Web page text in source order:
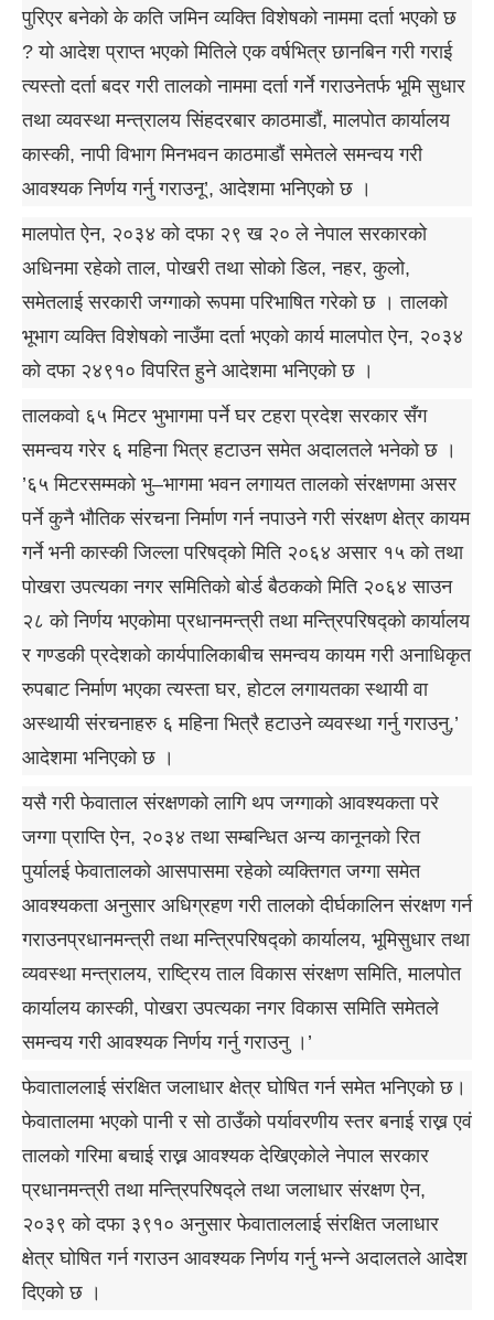
पुरिएर बनेको के कति जमिन व्यक्ति विशेषको नाममा दर्ता भएको छ
? यो आदेश प्राप्त भएको मितिले एक वर्षभित्र छानबिन गरी गराई
त्यस्तो दर्ता बदर गरी तालको नाममा दर्ता गर्ने गराउनेतर्फ भूमि सुधार
तथा व्यवस्था मन्त्रालय सिंहदरबार काठमाडौं, मालपोत कार्यालय
कास्की, नापी विभाग मिनभवन काठमाडौं समेतले समन्वय गरी
आवश्यक निर्णय गर्नु गराउनू’, आदेशमा भनिएको छ ।
मालपोत ऐन, २०३४ को दफा २९ ख २० ले नेपाल सरकारको
अधिनमा रहेको ताल, पोखरी तथा सोको डिल, नहर, कुलो,
समेतलाई सरकारी जग्गाको रूपमा परिभाषित गरेको छ । तालको
भूभाग व्यक्ति विशेषको नाउँमा दर्ता भएको कार्य मालपोत ऐन, २०३४
को दफा २४९१० विपरित हुने आदेशमा भनिएको छ ।
तालकवो ६५ मिटर भुभागमा पर्ने घर टहरा प्रदेश सरकार सँग
समन्वय गरेर ६ महिना भित्र हटाउन समेत अदालतले भनेको छ ।
’६५ मिटरसम्मको भु–भागमा भवन लगायत तालको संरक्षणमा असर
पर्ने कुनै भौतिक संरचना निर्माण गर्न नपाउने गरी संरक्षण क्षेत्र कायम
गर्ने भनी कास्की जिल्ला परिषद्को मिति २०६४ असार १५ को तथा
पोखरा उपत्यका नगर समितिको बोर्ड बैठकको मिति २०६४ साउन
२८ को निर्णय भएकोमा प्रधानमन्त्री तथा मन्त्रिपरिषद्को कार्यालय
र गण्डकी प्रदेशको कार्यपालिकाबीच समन्वय कायम गरी अनाधिकृत
रुपबाट निर्माण भएका त्यस्ता घर, होटल लगायतका स्थायी वा
अस्थायी संरचनाहरु ६ महिना भित्रै हटाउने व्यवस्था गर्नु गराउनु,’
आदेशमा भनिएको छ ।
यसै गरी फेवाताल संरक्षणको लागि थप जग्गाको आवश्यकता परे
जग्गा प्राप्ति ऐन, २०३४ तथा सम्बन्धित अन्य कानूनको रित
पुर्यालई फेवातालको आसपासमा रहेको व्यक्तिगत जग्गा समेत
आवश्यकता अनुसार अधिग्रहण गरी तालको दीर्घकालिन संरक्षण गर्न
गराउनप्रधानमन्त्री तथा मन्त्रिपरिषद्को कार्यालय, भूमिसुधार तथा
व्यवस्था मन्त्रालय, राष्ट्रिय ताल विकास संरक्षण समिति, मालपोत
कार्यालय कास्की, पोखरा उपत्यका नगर विकास समिति समेतले
समन्वय गरी आवश्यक निर्णय गर्नु गराउनु ।’
फेवाताललाई संरक्षित जलाधार क्षेत्र घोषित गर्न समेत भनिएको छ।
फेवातालमा भएको पानी र सो ठाउँको पर्यावरणीय स्तर बनाई राख्न एवं
तालको गरिमा बचाई राख्न आवश्यक देखिएकोले नेपाल सरकार
प्रधानमन्त्री तथा मन्त्रिपरिषद्ले तथा जलाधार संरक्षण ऐन,
२०३९ को दफा ३९१० अनुसार फेवाताललाई संरक्षित जलाधार
क्षेत्र घोषित गर्न गराउन आवश्यक निर्णय गर्नु भन्ने अदालतले आदेश
दिएको छ ।